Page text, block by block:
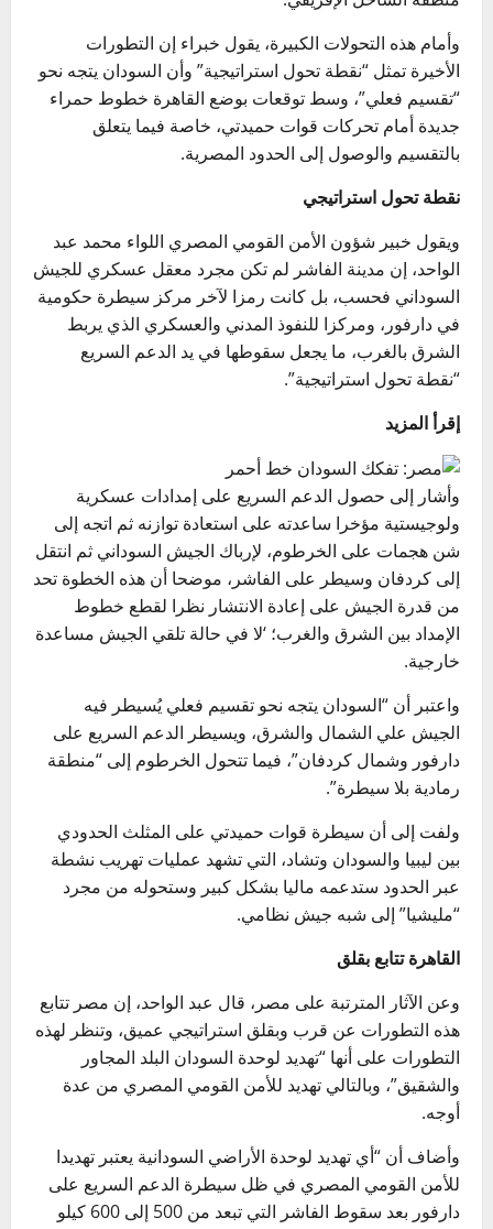
وأمام هذه التحولات الكبيرة، يقول خبراء إن التطورات
الأخيرة تمثل “نقطة تحول استراتيجية” وأن السودان يتجه نحو
“تقسيم فعلي”، وسط توقعات بوضع القاهرة خطوط حمراء
جديدة أمام تحركات قوات حميدتي، خاصة فيما يتعلق
بالتقسيم والوصول إلى الحدود المصرية.
نقطة تحول استراتيجي
ويقول خبير شؤون الأمن القومي المصري اللواء محمد عبد
الواحد، إن مدينة الفاشر لم تكن مجرد معقل عسكري للجيش
السوداني فحسب، بل كانت رمزا لآخر مركز سيطرة حكومية
في دارفور، ومركزا للنفوذ المدني والعسكري الذي يربط
الشرق بالغرب، ما يجعل سقوطها في يد الدعم السريع
“نقطة تحول استراتيجية”.
إقرأ المزيد
وأشار إلى حصول الدعم السريع على إمدادات عسكرية
ولوجيستية مؤخرا ساعدته على استعادة توازنه ثم اتجه إلى
شن هجمات على الخرطوم، لإرباك الجيش السوداني ثم انتقل
إلى كردفان وسيطر على الفاشر، موضحا أن هذه الخطوة تحد
من قدرة الجيش على إعادة الانتشار نظرا لقطع خطوط
الإمداد بين الشرق والغرب؛ ‘لا في حالة تلقي الجيش مساعدة
خارجية.
واعتبر أن “السودان يتجه نحو تقسيم فعلي يُسيطر فيه
الجيش علي الشمال والشرق، ويسيطر الدعم السريع على
دارفور وشمال كردفان”، فيما تتحول الخرطوم إلى “منطقة
رمادية بلا سيطرة”.
ولفت إلى أن سيطرة قوات حميدتي على المثلث الحدودي
بين ليبيا والسودان وتشاد، التي تشهد عمليات تهريب نشطة
عبر الحدود ستدعمه ماليا بشكل كبير وستحوله من مجرد
“مليشيا” إلى شبه جيش نظامي.
القاهرة تتابع بقلق
وعن الآثار المترتبة على مصر، قال عبد الواحد، إن مصر تتابع
هذه التطورات عن قرب وبقلق استراتيجي عميق، وتنظر لهذه
التطورات على أنها “تهديد لوحدة السودان البلد المجاور
والشقيق”، وبالتالي تهديد للأمن القومي المصري من عدة
أوجه.
وأضاف أن “أي تهديد لوحدة الأراضي السودانية يعتبر تهديدا
للأمن القومي المصري في ظل سيطرة الدعم السريع على
دارفور بعد سقوط الفاشر التي تبعد من 500 إلى 600 كيلو